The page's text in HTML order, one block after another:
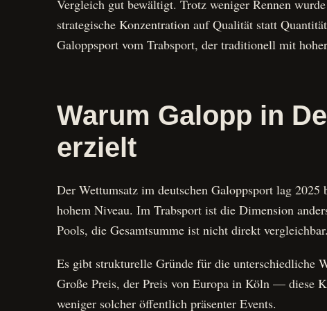
Vergleich gut bewältigt. Trotz weniger Rennen
strategische Konzentration auf Qualität statt
Galoppsport vom Trabsport, der traditionell mit
Warum Galopp in
erzielt
Der Wettumsatz im deutschen Galoppsport lag
hohem Niveau. Im Trabsport ist die Dimension
Pools, die Gesamtsumme ist nicht direkt vergleichbar.
Es gibt strukturelle Gründe für die unterschiedliche
Große Preis, der Preis von Europa in Köln — diese
weniger solcher öffentlich präsenter Events.